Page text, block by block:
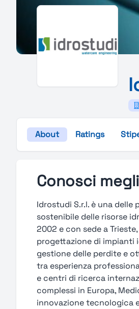
About Ratings
Conosci
Idrostudi S.r.l. è una
sostenibile delle risorse
2002 e con sede a
progettazione di impianti
gestione delle perdite e
tra esperienza
e centri di ricerca
complessi in Europa,
innovazione tecnologica